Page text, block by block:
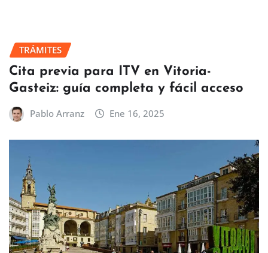
TRÁMITES
Cita previa para ITV en Vitoria-
Gasteiz: guía completa y fácil acceso
Pablo Arranz Ene 16, 2025